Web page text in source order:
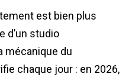
est bien plus
d’un studio
mécanique du
chaque jour : en 2026,